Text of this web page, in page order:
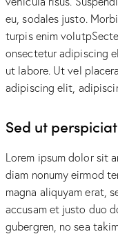
eu, sodales justo.
turpis enim
onsectetur adipiscing
ut labore. Ut vel
adipiscing elit,
Sed ut
Lorem ipsum dolor sit
diam nonumy eirmod
magna aliquyam erat,
accusam et justo duo
gubergren, no sea